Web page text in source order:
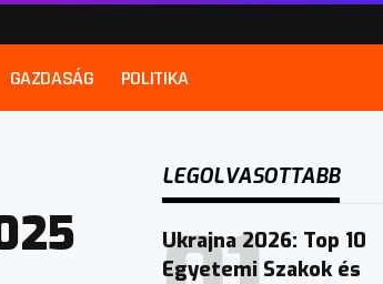
GAZDASÁG POLITIKA
LEGOLVASOTTABB
Ukrajna 2026: Top 10
Egyetemi Szakok és